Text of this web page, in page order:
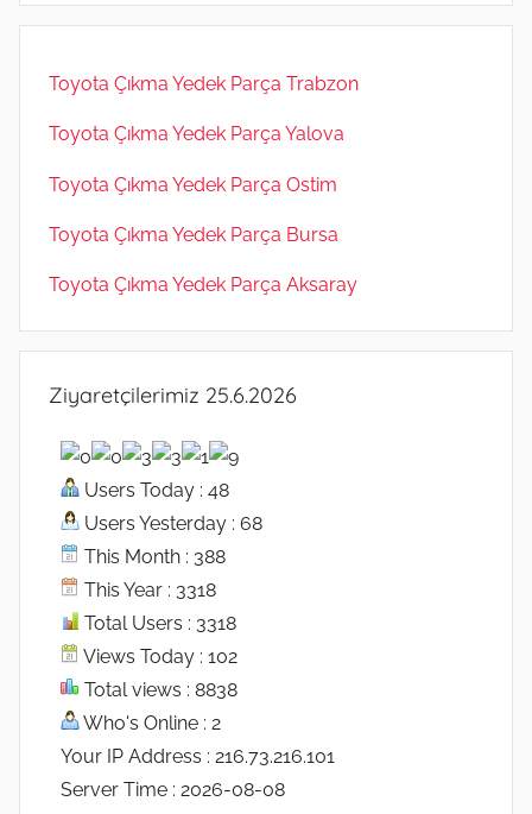
Toyota Çıkma Yedek Parça Trabzon
Toyota Çıkma Yedek Parça Yalova
Toyota Çıkma Yedek Parça Ostim
Toyota Çıkma Yedek Parça Bursa
Toyota Çıkma Yedek Parça Aksaray
Ziyaretçilerimiz 25.6.2026
Users Today : 48
Users Yesterday : 68
This Month : 388
This Year : 3318
Total Users : 3318
Views Today : 102
Total views : 8838
Who's Online : 2
Your IP Address : 216.73.216.101
Server Time : 2026-08-08